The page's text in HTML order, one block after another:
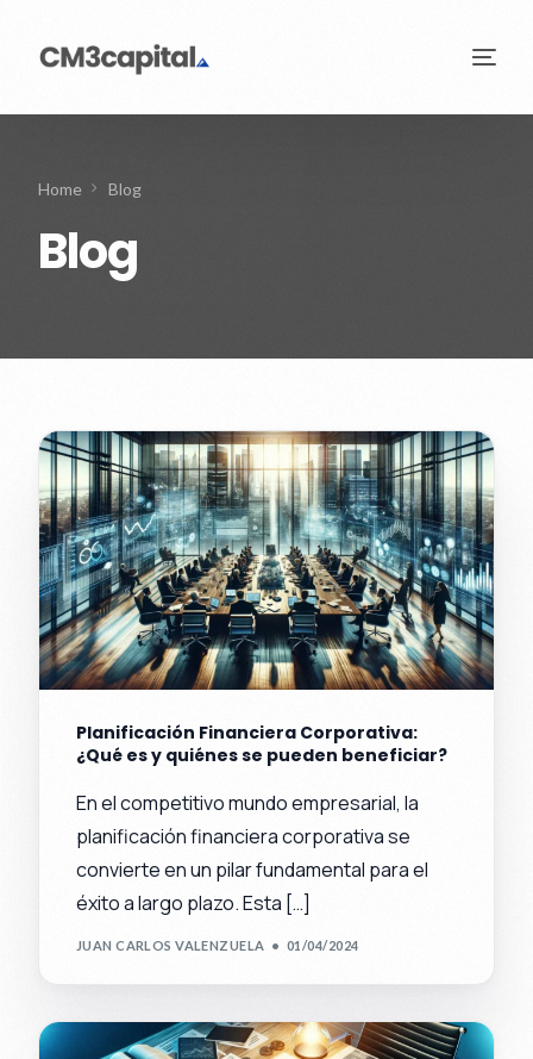
Home Blog
Blog
Planificación Financiera Corporativa:
¿Qué es y quiénes se pueden beneficiar?
En el competitivo mundo empresarial, la
planificación financiera corporativa se
convierte en un pilar fundamental para el
éxito a largo plazo. Esta […]
JUAN CARLOS VALENZUELA 01/04/2024